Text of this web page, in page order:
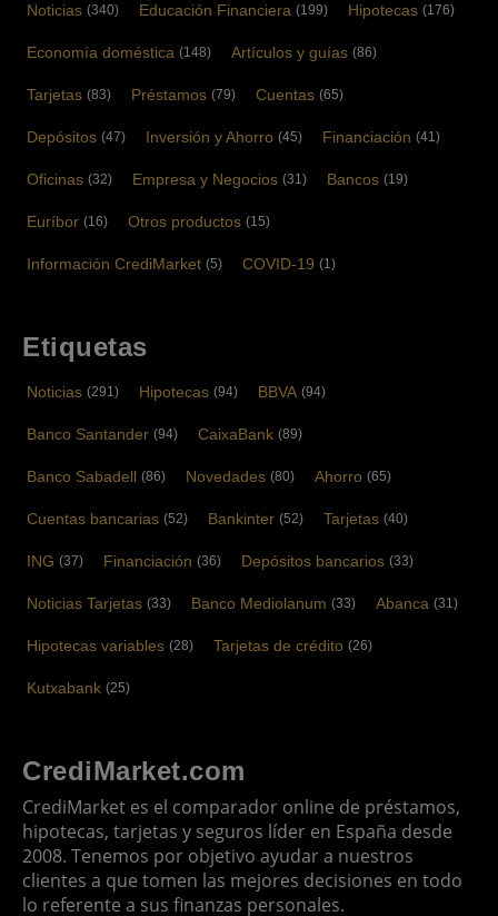
Noticias (340) Educación Financiera (199) Hipotecas (176)
Economía doméstica (148) Artículos y guías (86)
Tarjetas (83) Préstamos (79) Cuentas (65)
Depósitos (47) Inversión y Ahorro (45) Financiación (41)
Oficinas (32) Empresa y Negocios (31) Bancos (19)
Euríbor (16) Otros productos (15)
Información CrediMarket (5) COVID-19 (1)
Etiquetas
Noticias (291) Hipotecas (94) BBVA (94)
Banco Santander (94) CaixaBank (89)
Banco Sabadell (86) Novedades (80) Ahorro (65)
Cuentas bancarias (52) Bankinter (52) Tarjetas (40)
ING (37) Financiación (36) Depósitos bancarios (33)
Noticias Tarjetas (33) Banco Mediolanum (33) Abanca (31)
Hipotecas variables (28) Tarjetas de crédito (26)
Kutxabank (25)
CrediMarket.com
CrediMarket es el comparador online de préstamos,
hipotecas, tarjetas y seguros líder en España desde
2008. Tenemos por objetivo ayudar a nuestros
clientes a que tomen las mejores decisiones en todo
lo referente a sus finanzas personales.